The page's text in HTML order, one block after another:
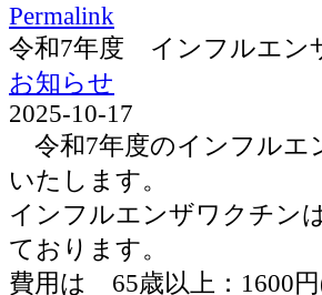
Permalink
令和7年度 インフルエン
お知らせ
2025-10-17
令和7年度のインフルエ
いたします。
インフルエンザワクチン
ております。
費用は 65歳以上：1600